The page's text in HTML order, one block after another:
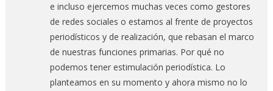
e incluso ejercemos muchas veces como gestores
de redes sociales o estamos al frente de proyectos
periodísticos y de realización, que rebasan el marco
de nuestras funciones primarias. Por qué no
podemos tener estimulación periodística. Lo
planteamos en su momento y ahora mismo no lo